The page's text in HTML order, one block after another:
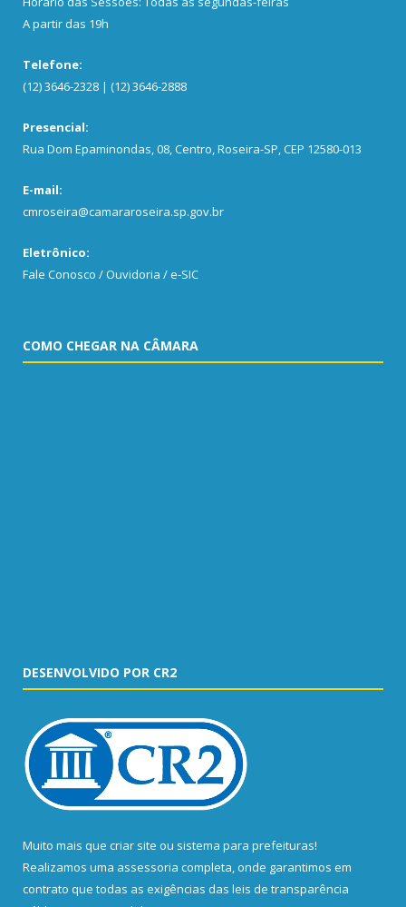
A partir das 19h
Telefone:
(12) 3646-2328 | (12) 3646-2888
Presencial:
Rua Dom Epaminondas, 08, Centro, Roseira-SP, CEP 12580-013
E-mail:
cmroseira@camararoseira.sp.gov.br
Eletrônico:
Fale Conosco / Ouvidoria / e-SIC
COMO CHEGAR NA CÂMARA
DESENVOLVIDO POR CR2
Muito mais que criar site ou sistema para prefeituras!
Realizamos uma assessoria completa, onde garantimos em
contrato que todas as exigências das leis de transparência